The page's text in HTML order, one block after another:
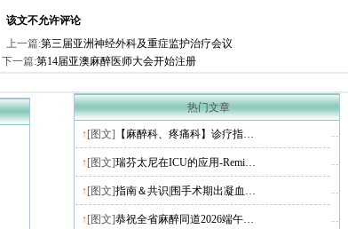
该文不允许评论
上一篇:第三届亚洲神经外科及重症监护治疗会议
下一篇:第14届亚澳麻醉医师大会开始注册
热门文章
↑ [图文] 【麻醉科、疼痛科】诊疗指…
↑ [图文]瑞芬太尼在ICU的应用-Remi…
↑ [图文]指南＆共识|围手术期出凝血…
↑ [图文]恭祝全省麻醉同道2026端午…